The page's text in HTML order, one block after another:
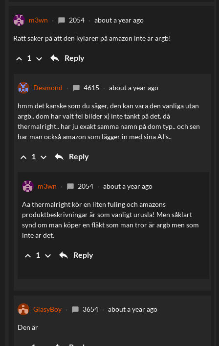
m3wn chat_bubble 2054 about a year ago
Rätt säker på att den kylaren på amazon inte är argb!
keyboard_arrow_up 1 keyboard_arrow_down reply Reply
Desmond chat_bubble 4615 about a year ago
hmm det kanske som du säger, den kan vara den vanliga utan
argb.. dom har valt fel bilder x) inte tänkt på det. då
thermalright.. har ju exakt samma namn på dom typ.. och sen
har man också amazon som lägger in med sina AI's..
keyboard_arrow_up 1 keyboard_arrow_down reply Reply
m3wn chat_bubble 2054 about a year ago
Aa thermalright kör en liten fuling och amazons
produktbeskrivningar är som vanligt urusla! Men såklart
synd om man köper en fläkt som man tror är argb men som
inte är det.
keyboard_arrow_up 1 keyboard_arrow_down reply Reply
GlasyBoy chat_bubble 3654 about a year ago
Den är